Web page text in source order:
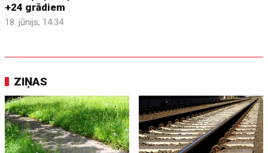
+24 grādiem
18. jūnijs, 14:34
ZIŅAS